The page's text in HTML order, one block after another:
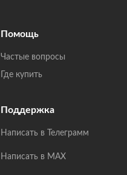
Помощь
Частые вопросы
Где купить
Поддержка
Написать в Телеграмм
Написать в MAX